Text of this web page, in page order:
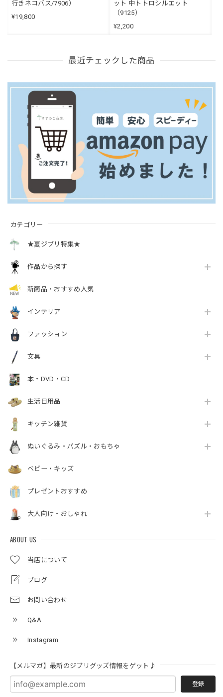
カテゴリー
★夏ジブリ特集★
作品から探す
新商品・おすすめ人気
インテリア
ファッション
文具
本・DVD・CD
生活日用品
キッチン雑貨
ぬいぐるみ・パズル・おもちゃ
ベビー・キッズ
プレゼントおすすめ
大人向け・おしゃれ
ABOUT US
当店について
ブログ
お問い合わせ
Q&A
Instagram
【メルマガ】最新のジブリグッズ情報をゲット♪
登録
行きネコバス/7906）
¥19,800
ット 中トトロシルエット
（9125）
¥2,200
最近チェックした商品